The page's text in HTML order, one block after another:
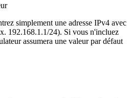
simplement une adresse IPv4 avec
192.168.1.1/24). Si vous n'incluez
assumera une valeur par défaut